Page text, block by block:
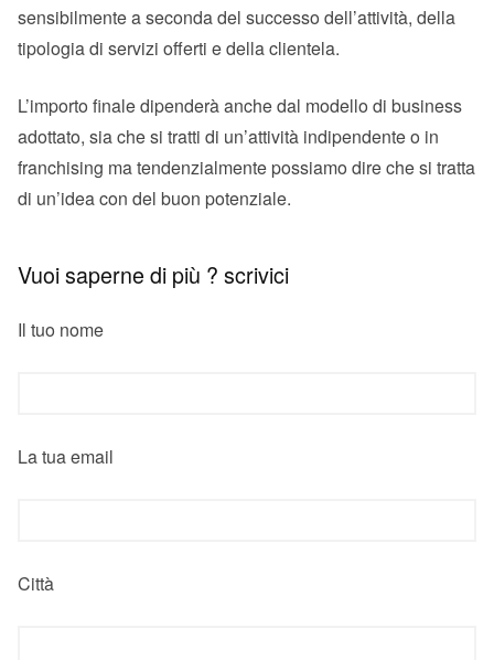
sensibilmente a seconda del successo dell’attività, della
tipologia di servizi offerti e della clientela.
L’importo finale dipenderà anche dal modello di business
adottato, sia che si tratti di un’attività indipendente o in
franchising ma tendenzialmente possiamo dire che si tratta
di un’idea con del buon potenziale.
Vuoi saperne di più ? scrivici
Il tuo nome
La tua email
Città